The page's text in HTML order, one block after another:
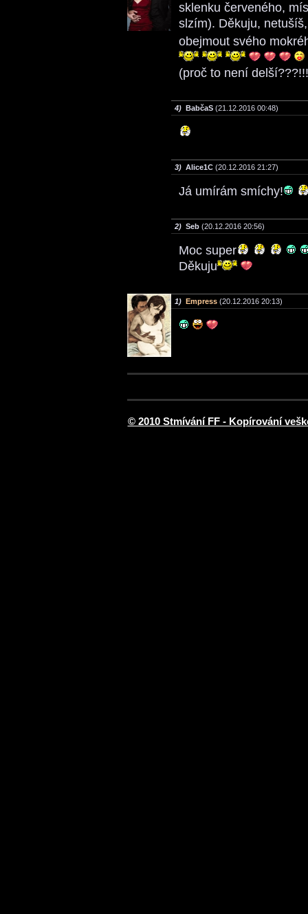
sklenku červeného,
slzím). Děkuju,
obejmout svého
(proč to není delší???!!!
4) BabčaS (21.12.2016 00:48)
3) Alice1C (20.12.2016 21:27)
Já umírám smíchy!
2) Seb (20.12.2016 20:56)
Moc super
Děkuju
1) Empress (20.12.2016 20:13)
© 2010 Stmívání FF - Kopírování